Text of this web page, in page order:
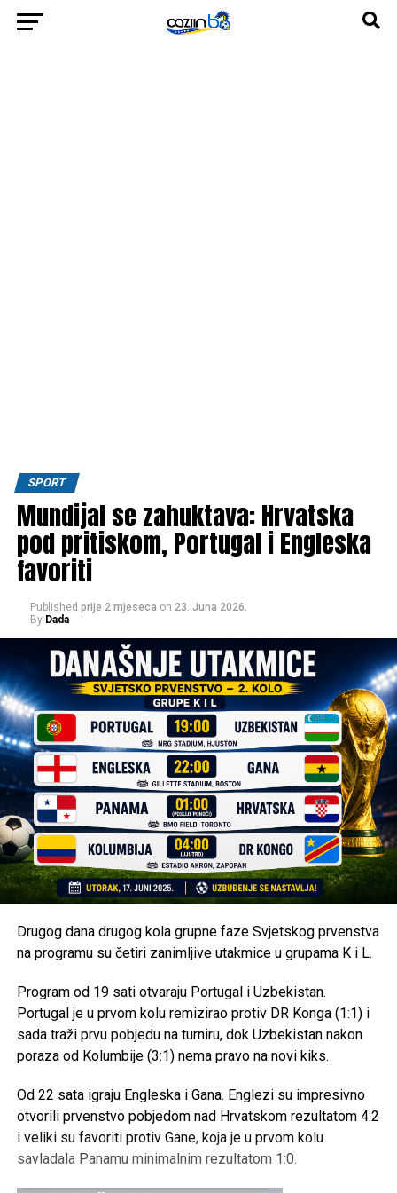
SPORT
Mundijal se zahuktava: Hrvatska
pod pritiskom, Portugal i Engleska
favoriti
Published prije 2 mjeseca on 23. Juna 2026.
By Dada
Drugog dana drugog kola grupne faze Svjetskog prvenstva
na programu su četiri zanimljive utakmice u grupama K i L.
Program od 19 sati otvaraju Portugal i Uzbekistan.
Portugal je u prvom kolu remizirao protiv DR Konga (1:1) i
sada traži prvu pobjedu na turniru, dok Uzbekistan nakon
poraza od Kolumbije (3:1) nema pravo na novi kiks.
Od 22 sata igraju Engleska i Gana. Englezi su impresivno
otvorili prvenstvo pobjedom nad Hrvatskom rezultatom 4:2
i veliki su favoriti protiv Gane, koja je u prvom kolu
savladala Panamu minimalnim rezultatom 1:0.